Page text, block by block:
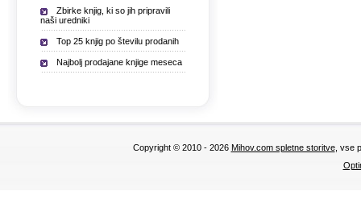
Zbirke knjig, ki so jih pripravili
naši uredniki
Top 25 knjig po številu prodanih
Najbolj prodajane knjige meseca
Copyright © 2010 - 2026 Mihov.com spletne storitve, vse